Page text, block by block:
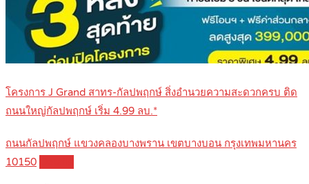
โครงการ J Grand สาทร-กัลปพฤกษ์ สิ่งอำนวยความสะดวกครบ ติด
ถนนใหญ่กัลปพฤกษ์ เริ่ม 4.99 ลบ.*
ถนนกัลปพฤกษ์ แขวงคลองบางพราน เขตบางบอน กรุงเทพมหานคร
10150